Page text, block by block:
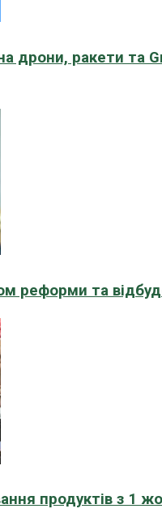
дрони, ракети та
реформи та
продуктів з 1